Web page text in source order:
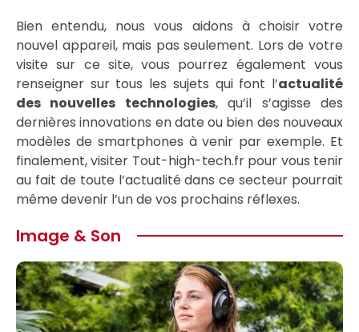
Bien entendu, nous vous aidons à choisir votre
nouvel appareil, mais pas seulement. Lors de votre
visite sur ce site, vous pourrez également vous
renseigner sur tous les sujets qui font l’actualité
des nouvelles technologies, qu’il s’agisse des
dernières innovations en date ou bien des nouveaux
modèles de smartphones à venir par exemple. Et
finalement, visiter Tout-high-tech.fr pour vous tenir
au fait de toute l’actualité dans ce secteur pourrait
même devenir l’un de vos prochains réflexes.
Image & Son